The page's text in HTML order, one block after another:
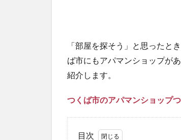
「部屋を探そう」と思ったと
ば市にもアパマンショップが
紹介します。
つくば市のアパマンショップ
目次